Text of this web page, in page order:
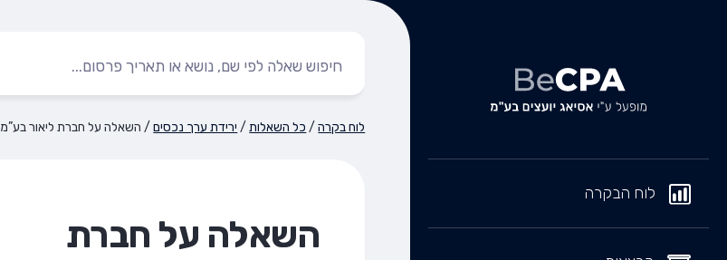
לוח הבקרה
לוח בקרה/ כל השאלות/ ירידת ערך נכסים/ השאלה על חברת ליאור בע”מ
השאלה על חברת